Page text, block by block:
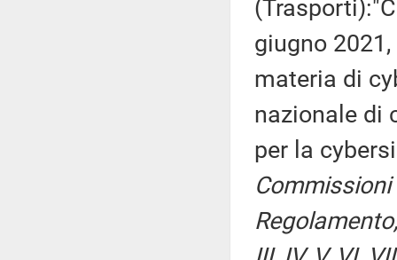
giugno
materia di
nazionale di
per la